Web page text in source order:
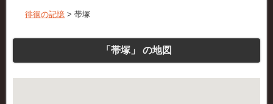
徘徊の記憶 > 帯塚
「帯塚」 の地図